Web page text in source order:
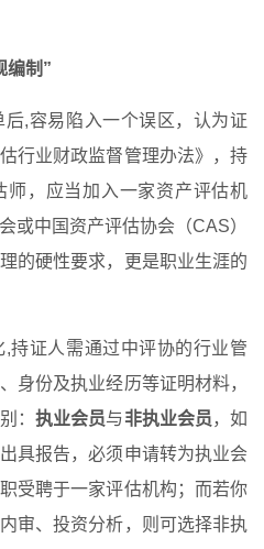
编制”
,容易陷入一个误区，认为证
行业财政监督管理办法》，持
师，应当加入一家资产评估机
或中国资产评估协会（CAS）
的硬性要求，更是职业生涯的
持证人需通过中评协的行业管
身份及执业经历等证明材料，
：执业会员与非执业会员，如
具报告，必须申请转为执业会
受聘于一家评估机构；而若你
审、投资分析，则可选择非执